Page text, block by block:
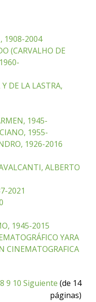
1908-2004
(CARVALHO DE
DE LA LASTRA,
1945-
1955-
1926-2016
ALBERTO
2021
1945-2015
YARA
CINEMATOGRAFICA
8 9 10 Siguiente (de 14
páginas)